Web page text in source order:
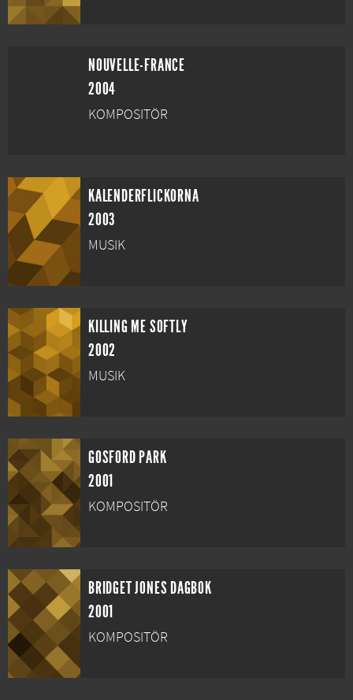
NOUVELLE-FRANCE
2004
KOMPOSITÖR
KALENDERFLICKORNA
2003
MUSIK
KILLING ME SOFTLY
2002
MUSIK
GOSFORD PARK
2001
KOMPOSITÖR
BRIDGET JONES DAGBOK
2001
KOMPOSITÖR